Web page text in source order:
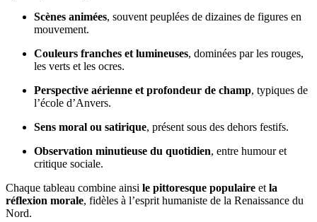
Scènes animées, souvent peuplées de dizaines de figures en
mouvement.
Couleurs franches et lumineuses, dominées par les rouges,
les verts et les ocres.
Perspective aérienne et profondeur de champ, typiques de
l’école d’Anvers.
Sens moral ou satirique, présent sous des dehors festifs.
Observation minutieuse du quotidien, entre humour et
critique sociale.
Chaque tableau combine ainsi le pittoresque populaire et la
réflexion morale, fidèles à l’esprit humaniste de la Renaissance du
Nord.